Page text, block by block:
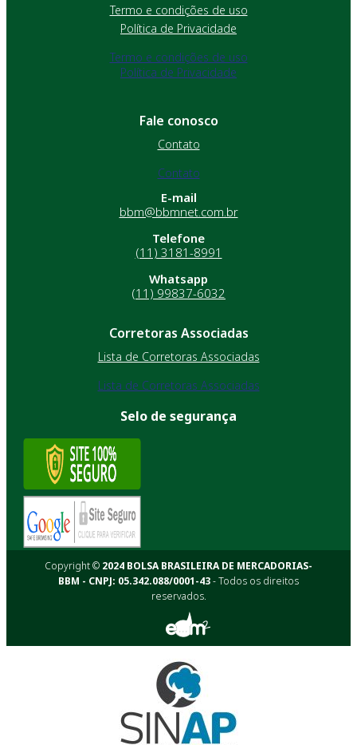
Termo e condições de uso
Política de Privacidade
Termo e condições de uso
Política de Privacidade
Fale conosco
Contato
Contato
E-mail
bbm@bbmnet.com.br
Telefone
(11) 3181-8991
Whatsapp
(11) 99837-6032
Corretoras Associadas
Lista de Corretoras Associadas
Lista de Corretoras Associadas
Selo de segurança
Copyright © 2024 BOLSA BRASILEIRA DE MERCADORIAS-
BBM - CNPJ: 05.342.088/0001-43- Todos os direitos
reservados.